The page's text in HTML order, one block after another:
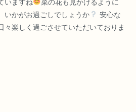
いかがお過ごしでしょうか
安心な
々楽しく過ごさせていただいておりま